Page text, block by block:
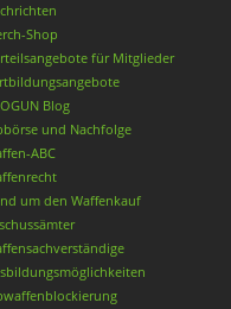
Shop
für Mitglieder
Blog
und Nachfolge
ABC
um den Waffenkauf